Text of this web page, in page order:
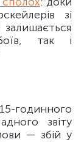
зі
так і
звіту
— збій у